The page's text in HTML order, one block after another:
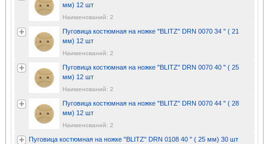
мм) 12 шт
Наименований: 2
Пуговица костюмная на ножке "BLITZ" DRN 0070 34 " ( 21
мм) 12 шт
Наименований: 2
Пуговица костюмная на ножке "BLITZ" DRN 0070 40 " ( 25
мм) 12 шт
Наименований: 2
Пуговица костюмная на ножке "BLITZ" DRN 0070 44 " ( 28
мм) 12 шт
Наименований: 2
Пуговица костюмная на ножке "BLITZ" DRN 0108 40 " ( 25 мм) 30 шт